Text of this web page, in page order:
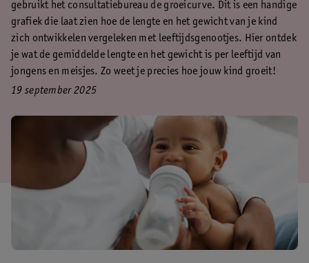
gebruikt het consultatiebureau de groeicurve. Dit is een handige
grafiek die laat zien hoe de lengte en het gewicht van je kind
zich ontwikkelen vergeleken met leeftijdsgenootjes. Hier ontdek
je wat de gemiddelde lengte en het gewicht is per leeftijd van
jongens en meisjes. Zo weet je precies hoe jouw kind groeit!
19 september 2025